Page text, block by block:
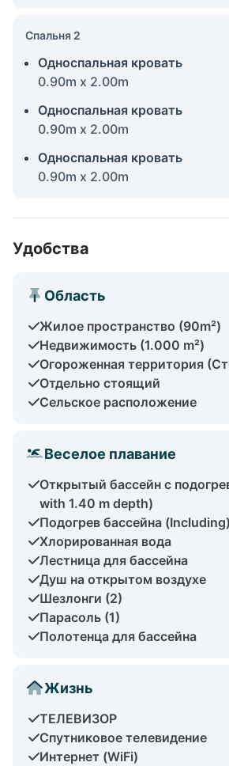
Спальня 2
Односпальная кровать
0.90m x 2.00m
Односпальная кровать
0.90m x 2.00m
Односпальная кровать
0.90m x 2.00m
Удобства
Область
Жилое пространство (90m²)
Недвижимость (1.000 m²)
Огороженная территория
Отдельно стоящий
Сельское расположение
Веселое плавание
Открытый бассейн с
with 1.40 m depth)
Подогрев бассейна (Including)
Хлорированная вода
Лестница для бассейна
Душ на открытом воздухе
Шезлонги (2)
Парасоль (1)
Полотенца для бассейна
Жизнь
ТЕЛЕВИЗОР
Спутниковое телевидение
Интернет (WiFi)